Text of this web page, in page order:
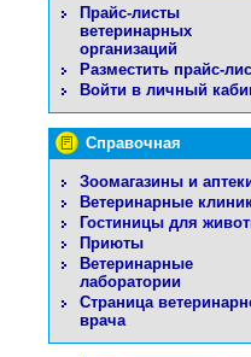
Прайс-листы
ветеринарных
организаций
Разместить прайс-
Войти в личный
Справочная
Зоомагазины и
Ветеринарные
Гостиницы для
Приюты
Ветеринарные
лаборатории
Страница
врача